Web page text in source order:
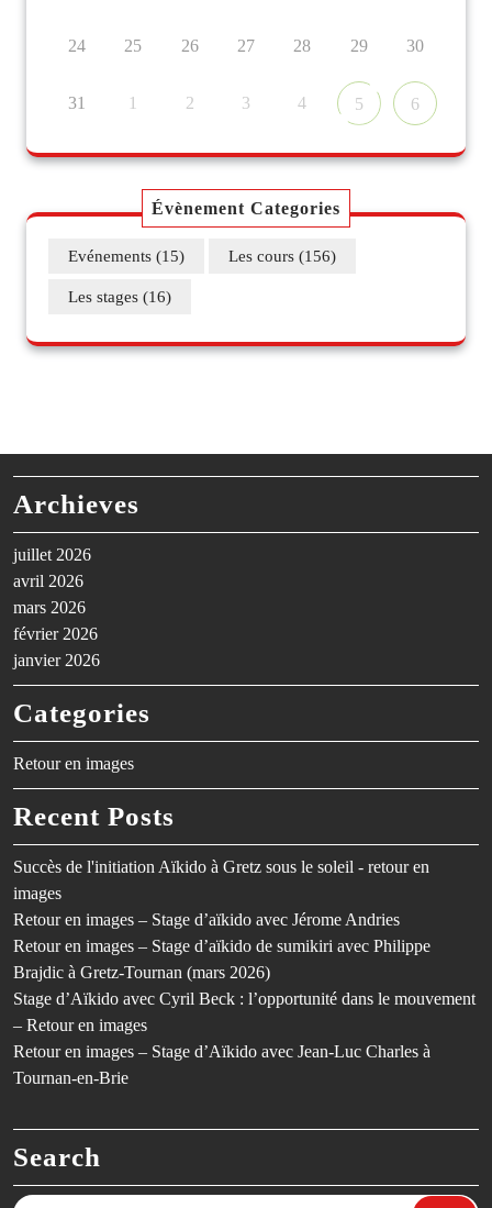
24 25 26 27 28 29 30
31 1 2 3 4 5 6
Évènement Categories
Evénements (15) Les cours (156)
Les stages (16)
Archieves
juillet 2026
avril 2026
mars 2026
février 2026
janvier 2026
Categories
Retour en images
Recent Posts
Succès de l'initiation Aïkido à Gretz sous le soleil - retour en
images
Retour en images – Stage d’aïkido avec Jérome Andries
Retour en images – Stage d’aïkido de sumikiri avec Philippe
Brajdic à Gretz-Tournan (mars 2026)
Stage d’Aïkido avec Cyril Beck : l’opportunité dans le mouvement
– Retour en images
Retour en images – Stage d’Aïkido avec Jean-Luc Charles à
Tournan-en-Brie
Search